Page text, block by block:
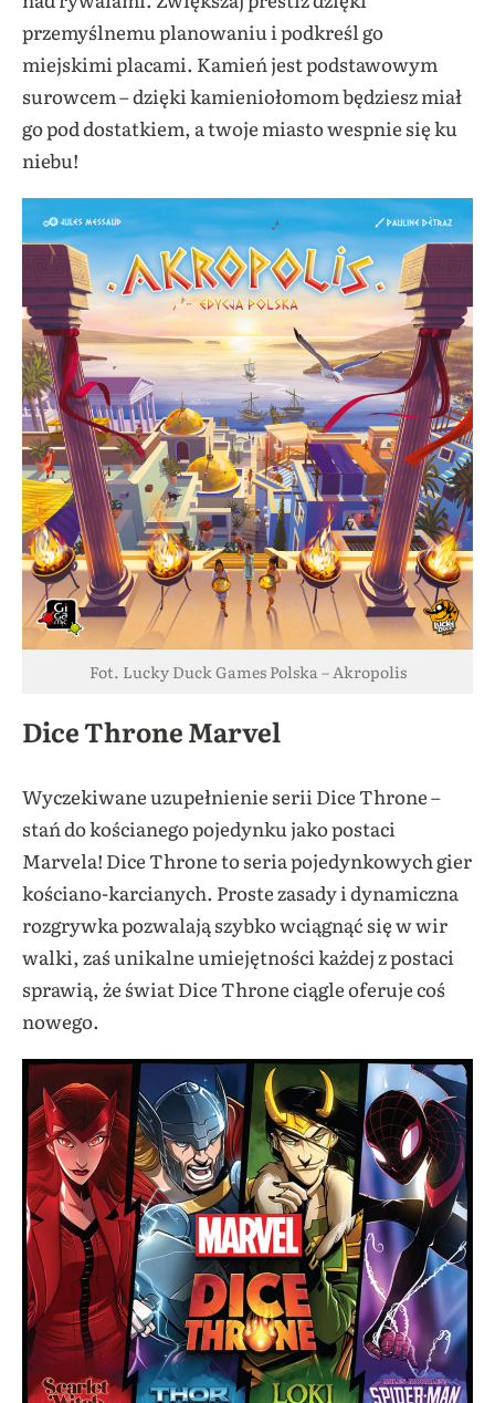
przemyślnemu planowaniu i podkreśl go
miejskimi placami. Kamień jest podstawowym
surowcem – dzięki kamieniołomom będziesz miał
go pod dostatkiem, a twoje miasto wespnie się ku
niebu!
Fot. Lucky Duck Games Polska – Akropolis
Dice Throne Marvel
Wyczekiwane uzupełnienie serii Dice Throne –
stań do kościanego pojedynku jako postaci
Marvela! Dice Throne to seria pojedynkowych gier
kościano-karcianych. Proste zasady i dynamiczna
rozgrywka pozwalają szybko wciągnąć się w wir
walki, zaś unikalne umiejętności każdej z postaci
sprawią, że świat Dice Throne ciągle oferuje coś
nowego.